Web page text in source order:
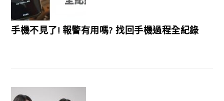
手機不見了! 報警有用嗎? 找回手機過程全紀錄